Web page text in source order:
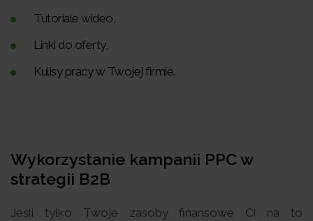
Tutoriale wideo,
Linki do oferty,
Kulisy pracy w Twojej firmie.
Wykorzystanie kampanii PPC w
strategii B2B
Jeśli tylko Twoje zasoby finansowe Ci na to